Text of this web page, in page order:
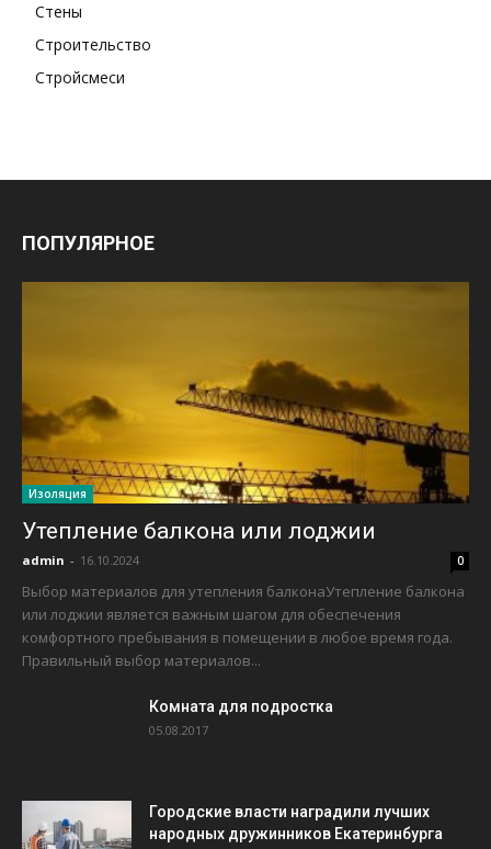
Стены
Строительство
Стройсмеси
ПОПУЛЯРНОЕ
Изоляция
Утепление балкона или лоджии
admin - 16.10.2024 0
Выбор материалов для утепления балконаУтепление балкона
или лоджии является важным шагом для обеспечения
комфортного пребывания в помещении в любое время года.
Правильный выбор материалов...
Комната для подростка
05.08.2017
Городские власти наградили лучших
народных дружинников Екатеринбурга